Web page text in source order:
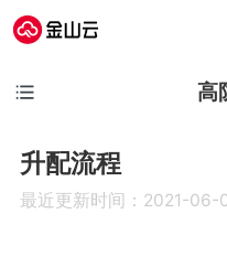
高
升配流程
最近更新时间：2021-06-